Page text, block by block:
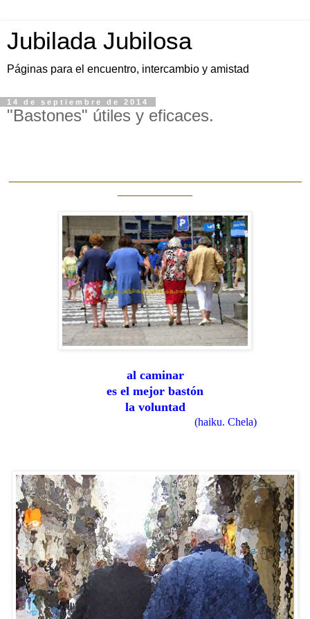
Jubilada Jubilosa
Páginas para el encuentro, intercambio y amistad
14 de septiembre de 2014
"Bastones" útiles y eficaces.
al caminar
es el mejor bastón
la voluntad
(haiku. Chela)